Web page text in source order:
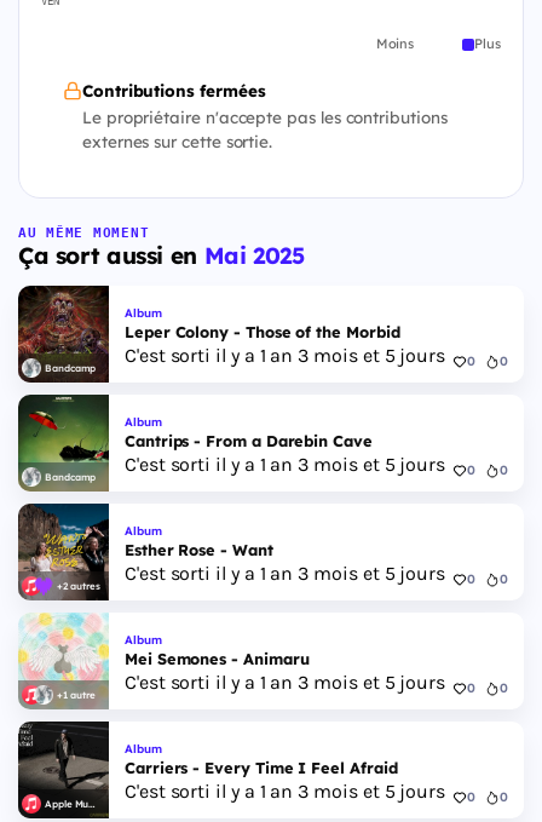
Moins Plus
Contributions fermées
Le propriétaire n'accepte pas les contributions
externes sur cette sortie.
AU MÊME MOMENT
Ça sort aussi en Mai 2025
Bandcamp
Album
Leper Colony - Those of the Morbid
C'est sorti il y a 1 an 3 mois et 5 jours 0 0
Bandcamp
Album
Cantrips - From a Darebin Cave
C'est sorti il y a 1 an 3 mois et 5 jours 0 0
+2 autres
Album
Esther Rose - Want
C'est sorti il y a 1 an 3 mois et 5 jours 0 0
+1 autre
Album
Mei Semones - Animaru
C'est sorti il y a 1 an 3 mois et 5 jours 0 0
Apple Music
Album
Carriers - Every Time I Feel Afraid
C'est sorti il y a 1 an 3 mois et 5 jours 0 0